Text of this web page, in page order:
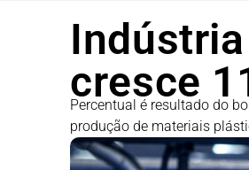
cresce
Percentual é resultado do
produção de materiais